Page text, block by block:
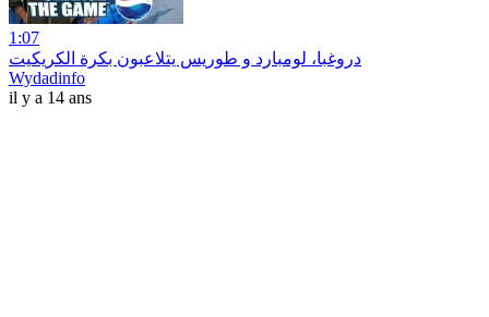
1:07
دروغبا، لومبارد و طوريس يتلاعبون بكرة الكريكيت
Wydadinfo
il y a 14 ans